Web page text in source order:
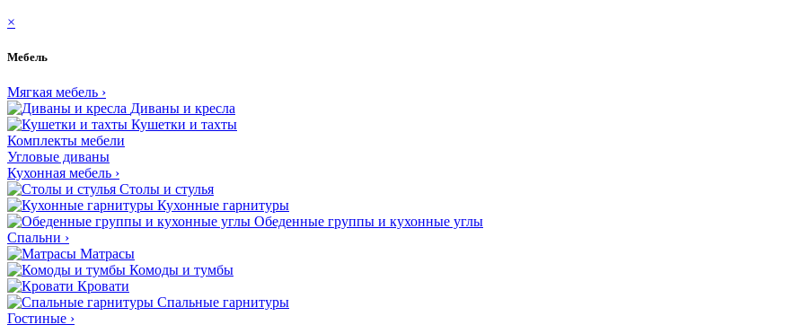
×
Мебель
Мягкая мебель ›
Диваны и кресла
Кушетки и тахты
Комплекты мебели
Угловые диваны
Кухонная мебель ›
Столы и стулья
Кухонные гарнитуры
Обеденные группы и кухонные углы
Спальни ›
Матрасы
Комоды и тумбы
Кровати
Спальные гарнитуры
Гостиные ›